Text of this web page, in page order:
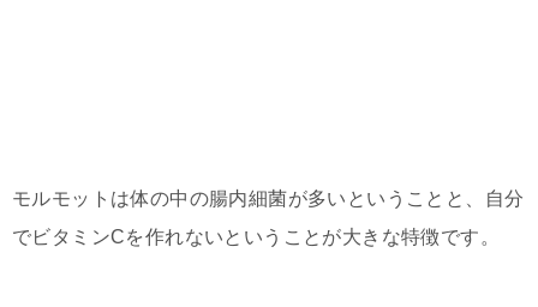
モルモットは体の中の腸内細菌が多いということと、自分
でビタミンCを作れないということが大きな特徴です。